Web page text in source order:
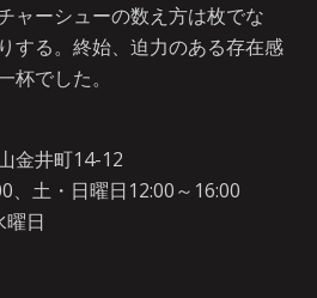
ャーシューの数え方は枚でな
する。終始、迫力のある存在感
杯でした。
金井町14-12
、土・日曜日12:00～16:00
曜日